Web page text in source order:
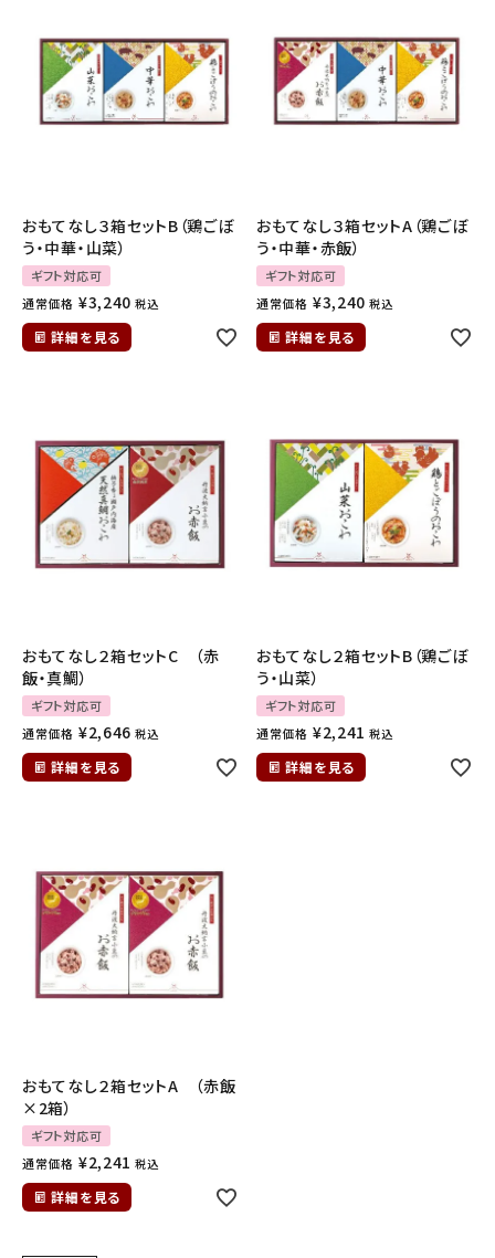
お問い合わせ
おもてなし３箱セットB（鶏ごぼ
う・中華・山菜）
ギフト対応可
通常価格 ¥3,240 税込
詳細を見る
おもてなし３箱セットA（鶏ごぼ
う・中華・赤飯）
ギフト対応可
通常価格 ¥3,240 税込
詳細を見る
おもてなし２箱セットC （赤
飯・真鯛）
ギフト対応可
通常価格 ¥2,646 税込
詳細を見る
おもてなし２箱セットB（鶏ごぼ
う・山菜）
ギフト対応可
通常価格 ¥2,241 税込
詳細を見る
おもてなし２箱セットA （赤飯
×2箱）
ギフト対応可
通常価格 ¥2,241 税込
詳細を見る